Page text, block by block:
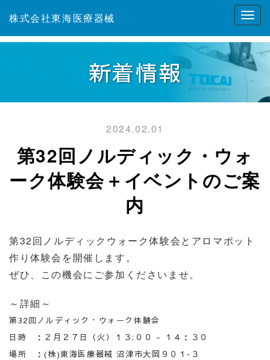
株式会社東海医療器械
新着情報
2024.02.01
第32回ノルディック・ウォ
ーク体験会＋イベントのご案
内
第32回ノルディックウォーク体験会とアロマポット
作り体験会を開催します。
ぜひ、この機会にご参加くださいませ。
～詳細～
第32回ノルディック・ウォーク体験会
日時 ：２月２７日（火）１３:００ - １４：３０
場所 ：(株)東海医療器械 沼津市大岡９０１‐３